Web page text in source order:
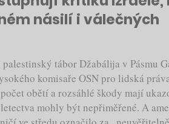
násilí i válečných
tábor Džabálija v Pásmu
komisaře OSN pro lidská
obětí a rozsáhlé škody mají
mohly být nepřiměřené. A